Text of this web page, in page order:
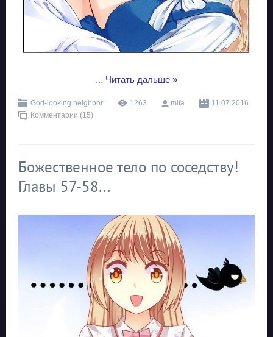
... Читать дальше »
God-looking neighbor 1263 mifa
11.07.2016
Комментарии (15)
Божественное тело по соседству!
Главы 57-58...